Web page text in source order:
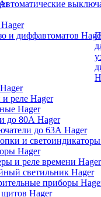
реле Hager
Hager
до 80А Hager
до 63А Hager
и
Hager
и реле времени Hager
светильник Hager
приборы
щитов Hager